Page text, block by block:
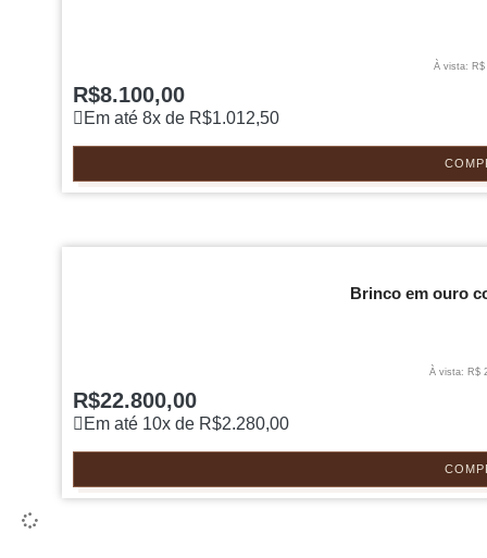
À vista: R$
R$8.100,00
Em até 8x de R$1.012,50
Brinco em ouro
À vista: R$
R$22.800,00
Em até 10x de R$2.280,00